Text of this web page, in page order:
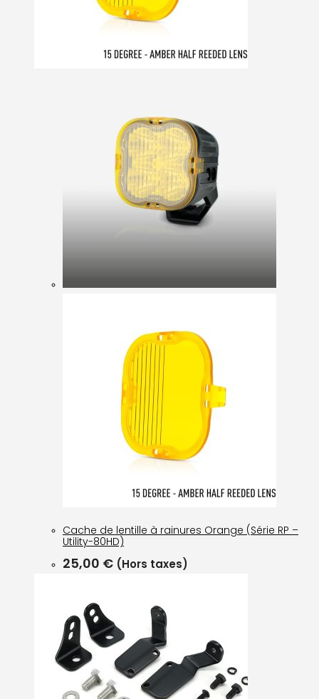
Cache de lentille à rainures Orange (Série RP –
Utility-80HD)
25,00 € (Hors taxes)